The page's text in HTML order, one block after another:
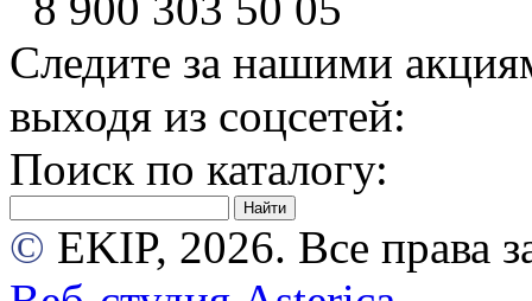
Следите за нашими
выходя из соцсетей:
Поиск по каталогу:
© EKIP, 2026. Все права